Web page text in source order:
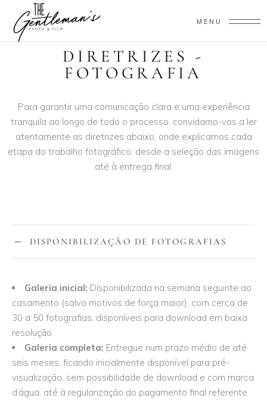
MENU
DIRETRIZES -
FOTOGRAFIA
Para garantir uma comunicação clara e uma experiência
tranquila ao longo de todo o processo, convidamo-vos a ler
atentamente as diretrizes abaixo, onde explicamos cada
etapa do trabalho fotográfico, desde a seleção das imagens
até à entrega final.
DISPONIBILIZAÇÃO DE FOTOGRAFIAS
Galeria inicial: Disponibilizada na semana seguinte ao
casamento (salvo motivos de força maior), com cerca de
30 a 50 fotografias, disponíveis para download em baixa
resolução.
Galeria completa: Entregue num prazo médio de até
seis meses, ficando inicialmente disponível para pré-
visualização, sem possibilidade de download e com marca
d’água, até à regularização do pagamento final referente